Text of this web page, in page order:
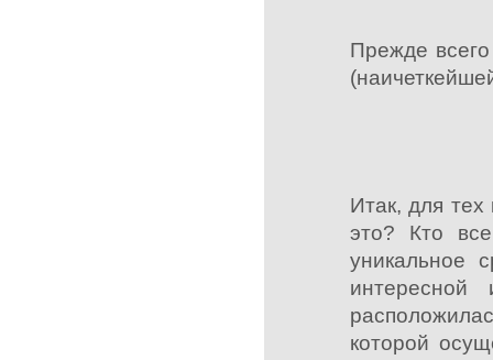
Прежде
Итак, для тех
это? Кто
уникальное
которой